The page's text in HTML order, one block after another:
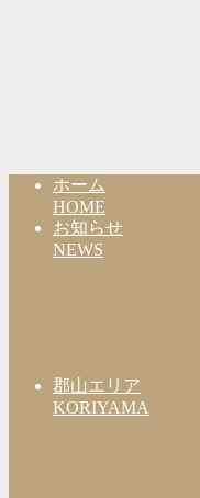
ホーム
HOME
お知らせ
NEWS
郡山エリア
KORIYAMA